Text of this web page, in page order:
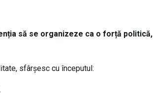
să se organizeze ca o forță politică,
sfârșesc cu începutul: